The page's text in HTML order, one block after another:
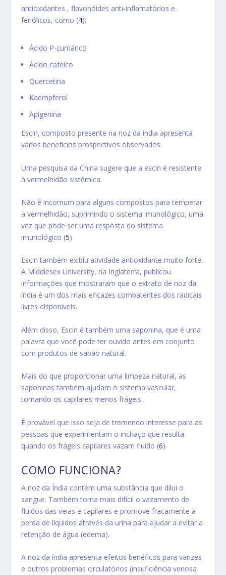
antioxidantes , flavonóides anti-inflamatórios e
fenólicos, como (4):
Ácido P-cumárico
Ácido cafeico
Quercetina
Kaempferol
Apigenina
Escin, composto presente na noz da índia apresenta
vários benefícios prospectivos observados.
Uma pesquisa da China sugere que a escin é resistente
à vermelhidão sistêmica.
Não é incomum para alguns compostos para temperar
a vermelhidão, suprimindo o sistema imunológico, uma
vez que pode ser uma resposta do sistema
imunológico (5)
Escin também exibiu atividade antioxidante muito forte.
A Middlesex University, na Inglaterra, publicou
informações que mostraram que o extrato de noz da
índia é um dos mais eficazes combatentes dos radicais
livres disponíveis.
Além disso, Escin é também uma saponina, que é uma
palavra que você pode ter ouvido antes em conjunto
com produtos de sabão natural.
Mais do que proporcionar uma limpeza natural, as
saponinas também ajudam o sistema vascular,
tornando os capilares menos frágeis.
É provável que isso seja de tremendo interesse para as
pessoas que experimentam o inchaço que resulta
quando os frágeis capilares vazam fluido (6).
COMO FUNCIONA?
A noz da Índia contém uma substância que dilui o
sangue. Também torna mais difícil o vazamento de
fluidos das veias e capilares e promove fracamente a
perda de líquidos através da urina para ajudar a evitar a
retenção de água (edema).
A noz da índia apresenta efeitos benéficos paravarizes
e outros problemas circulatórios (insuficiência venosa